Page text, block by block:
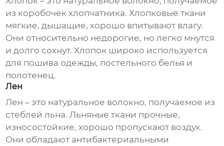
из коробочек хлопчатника. Хлопковые ткани
мягкие, дышащие, хорошо впитывают влагу.
Они относительно недорогие, но легко мнутся
и долго сохнут. Хлопок широко используется
для пошива одежды, постельного белья и
полотенец.
Лен
Лен – это натуральное волокно, получаемое из
стеблей льна. Льняные ткани прочные,
износостойкие, хорошо пропускают воздух.
Они обладают антибактериальными